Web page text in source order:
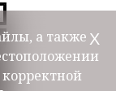
а также Х